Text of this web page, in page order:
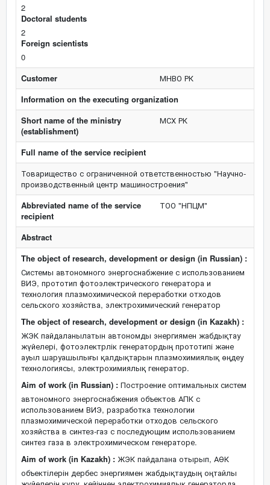
2
Doctoral students
2
Foreign scientists
0
Customer
МНВО РК
Information on the executing organization
Short name of the ministry
(establishment)
МСХ РК
Full name of the service recipient
Товарищество с ограниченной ответственностью "Научно-
производственный центр машиностроения"
Abbreviated name of the service
recipient
ТОО "НПЦМ"
Abstract
The object of research, development or design (in Russian) :
Системы автономного энергоснабжение с использованием
ВИЭ, прототип фотоэлектрического генератора и
технология плазмохимической переработки отходов
сельского хозяйства, электрохимический генератор
The object of research, development or design (in Kazakh) :
ЖЭК пайдаланылатын автономды энергиямен жабдықтау
жүйелері, фотоэлектрлік генератордың прототипі және
ауыл шаруашылығы қалдықтарын плазмохимиялық өңдеу
технологиясы, электрохимиялық генератор.
Aim of work (in Russian) : Построение оптимальных систем
автономного энергоснабжения объектов АПК с
использованием ВИЭ, разработка технологии
плазмохимической переработки отходов сельского
хозяйства в синтез-газ с последующим использованием
синтез газа в электрохимическом генераторе.
Aim of work (in Kazakh) : ЖЭК пайдалана отырып, АӨК
объектілерін дербес энергиямен жабдықтаудың оңтайлы